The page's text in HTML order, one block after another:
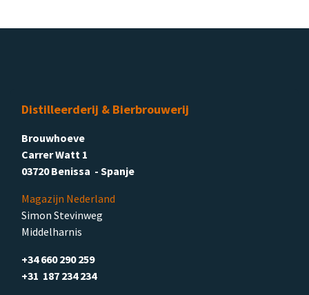
Distilleerderij & Bierbrouwerij
Brouwhoeve
Carrer Watt 1
03720 Benissa - Spanje
Magazijn Nederland
Simon Stevinweg
Middelharnis
+34 660 290 259
+31 187 234 234